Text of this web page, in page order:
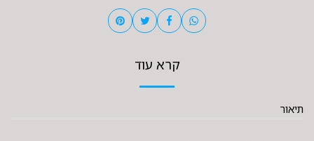
קרא עוד
תיאור